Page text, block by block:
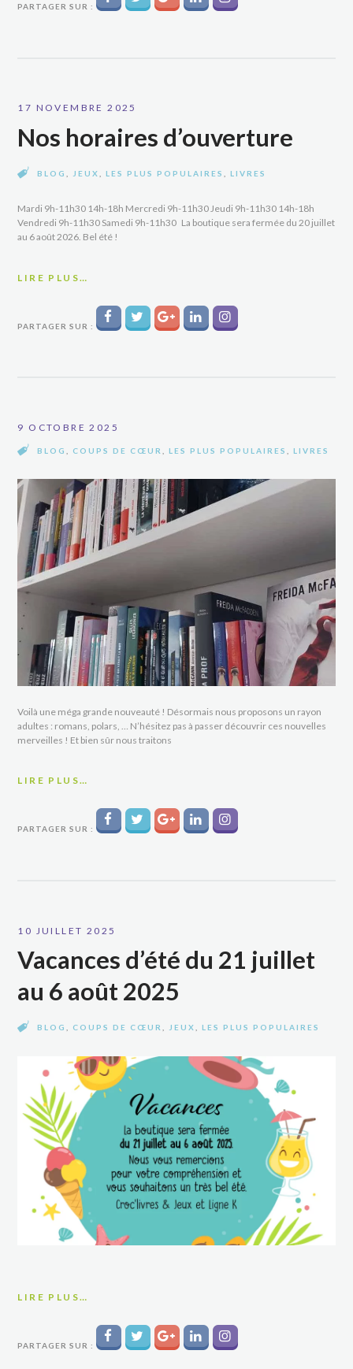
PARTAGER SUR :
17 NOVEMBRE 2025
Nos horaires d’ouverture
BLOG JEUX ,LES PLUS POPULAIRES ,LIVRES
Mardi 9h-11h30 14h-18h Mercredi 9h-11h30 Jeudi 9h-11h30 14h-18h
Vendredi 9h-11h30 Samedi 9h-11h30 La boutique sera fermée du 20 juillet
au 6 août 2026. Bel été !
LIRE PLUS…
PARTAGER SUR :
9 OCTOBRE 2025
BLOG COUPS DE CŒUR ,LES PLUS POPULAIRES ,LIVRES
Voilà une méga grande nouveauté ! Désormais nous proposons un rayon
adultes : romans, polars, … N’hésitez pas à passer découvrir ces nouvelles
merveilles ! Et bien sûr nous traitons
LIRE PLUS…
PARTAGER SUR :
10 JUILLET 2025
Vacances d’été du 21 juillet
au 6 août 2025
BLOG COUPS DE CŒUR JEUX ,LES PLUS POPULAIRES
LIRE PLUS…
PARTAGER SUR :